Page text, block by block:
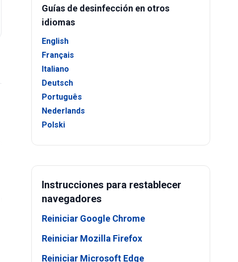
Guías de desinfección en otros
idiomas
English
Français
Italiano
Deutsch
Português
Nederlands
Polski
Instrucciones para restablecer
navegadores
Reiniciar Google Chrome
Reiniciar Mozilla Firefox
Reiniciar Microsoft Edge